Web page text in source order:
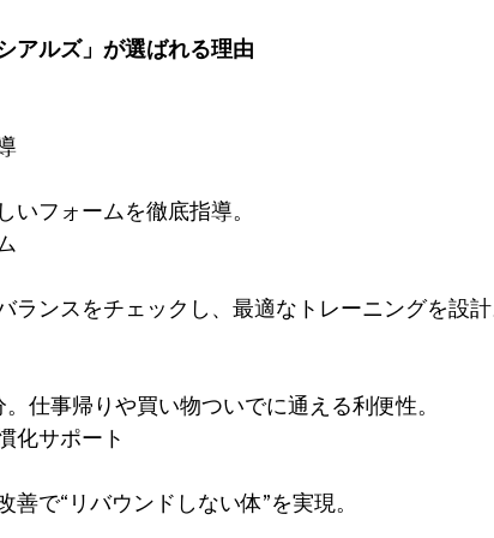
アルズ」が選ばれる理由
いフォームを徹底指導。
ランスをチェックし、最適なトレーニングを設
仕事帰りや買い物ついでに通える利便性。
化サポート
善で“リバウンドしない体”を実現。